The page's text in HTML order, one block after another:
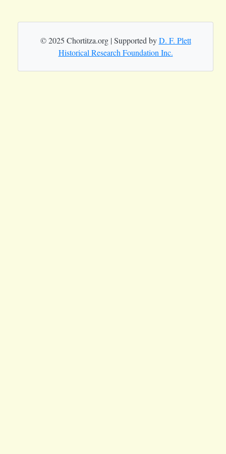
© 2025 Chortitza.org | Supported byD. F. Plett
Historical Research Foundation Inc.